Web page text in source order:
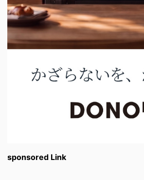
sponsored Link